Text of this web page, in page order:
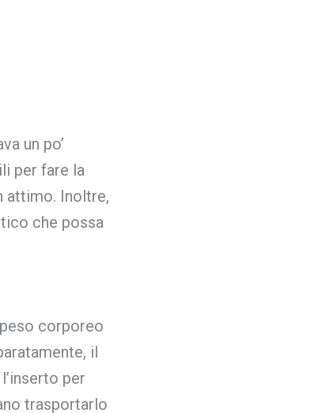
un po’
per fare la
attimo. Inoltre,
che possa
corporeo
il
per
trasportarlo